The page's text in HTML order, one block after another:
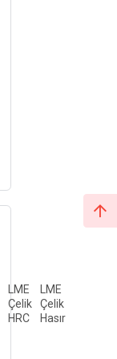
LME
Çelik
HRC
LME
Çelik
Hasır